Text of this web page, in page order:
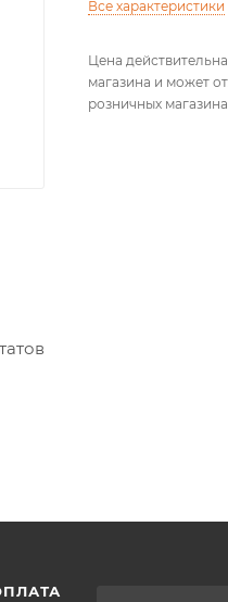
Все характеристики
Цена
магазина и может
розничных